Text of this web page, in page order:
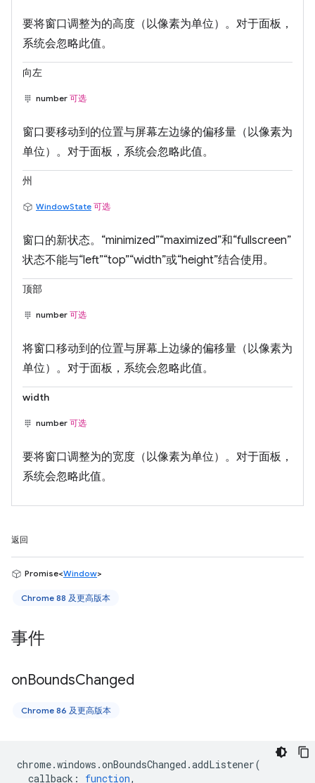
要将窗口调整为的高度（以像素为单位）。对于面板，
系统会忽略此值。
向左
number 可选
窗口要移动到的位置与屏幕左边缘的偏移量（以像素为
单位）。对于面板，系统会忽略此值。
州
WindowState 可选
窗口的新状态。“minimized”“maximized”和“fullscreen”
状态不能与“left”“top”“width”或“height”结合使用。
顶部
number 可选
将窗口移动到的位置与屏幕上边缘的偏移量（以像素为
单位）。对于面板，系统会忽略此值。
width
number 可选
要将窗口调整为的宽度（以像素为单位）。对于面板，
系统会忽略此值。
返回
Promise<Window>
Chrome 88 及更高版本
事件
onBoundsChanged
Chrome 86 及更高版本
chrome.windows .onBoundsChanged .addListener(
callback : function,